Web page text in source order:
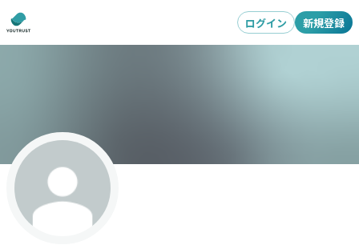
ログイン 新規登録